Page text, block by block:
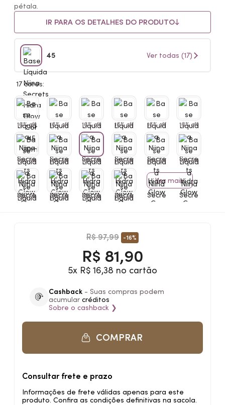
pétala.
IR PARA OS DETALHES DO PRODUTO
45 Ver todas (17)
17 cores:
16% off 16% off 16% off 16% off 16% off 16% off
16% off 16% off 16% off 16% off 16% off 16% off
16% off 16% off 16% off 16% off
Ver mais
R$ 97,99 -16%
R$ 81,90
5x R$ 16,38 no cartão
Cashback - Suas compras podem
acumular créditos
Sobre o cashback ❯
COMPRAR
Consultar frete e prazo
Informações de frete válidas apenas para este
produto. Confira as condições definitivas na sacola.